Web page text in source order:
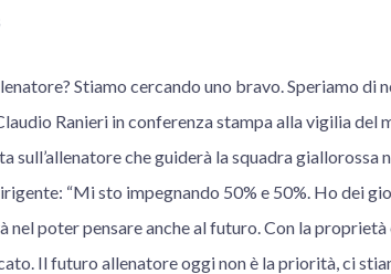
Stiamo cercando uno bravo. Speriamo di
Ranieri in conferenza stampa alla vigilia del
sull’allenatore che guiderà la squadra giallorossa
“Mi sto impegnando 50% e 50%. Ho dei
nel poter pensare anche al futuro. Con la
Il futuro allenatore oggi non è la priorità, ci